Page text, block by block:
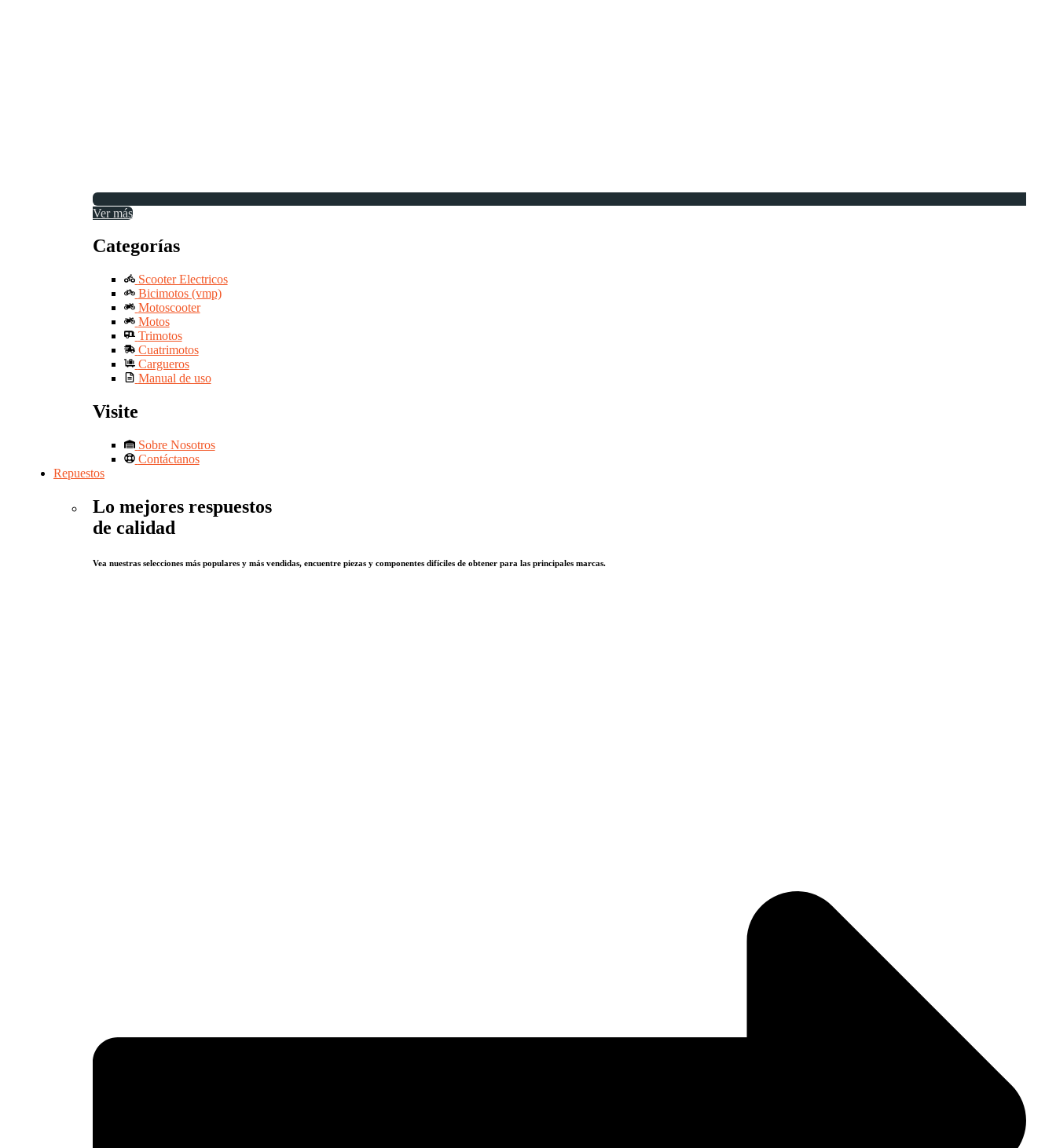
Ver más
Categorías
Scooter Electricos
Bicimotos (vmp)
Motoscooter
Motos
Trimotos
Cuatrimotos
Cargueros
Manual de uso
Visite
Sobre Nosotros
Contáctanos
Repuestos
Lo mejores respuestos
de calidad
Vea nuestras selecciones más populares y más vendidas, encuentre piezas y componentes difíciles de obtener para las principales marcas.